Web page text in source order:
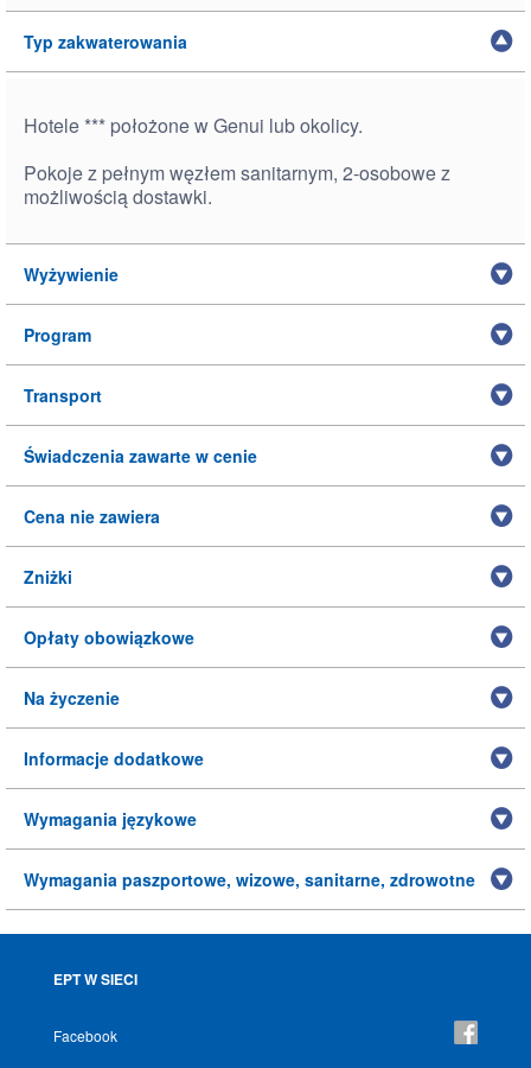
Typ zakwaterowania
Hotele *** położone w Genui lub okolicy.
Pokoje z pełnym węzłem sanitarnym, 2-osobowe z
możliwością dostawki.
Wyżywienie
Program
Transport
Świadczenia zawarte w cenie
Cena nie zawiera
Zniżki
Opłaty obowiązkowe
Na życzenie
Informacje dodatkowe
Wymagania językowe
Wymagania paszportowe, wizowe, sanitarne, zdrowotne
EPT W SIECI
Facebook